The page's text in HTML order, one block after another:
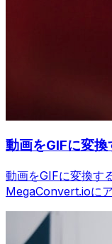
動画をGIFに変
動画をGIFに変換す
MegaConvert.ioに